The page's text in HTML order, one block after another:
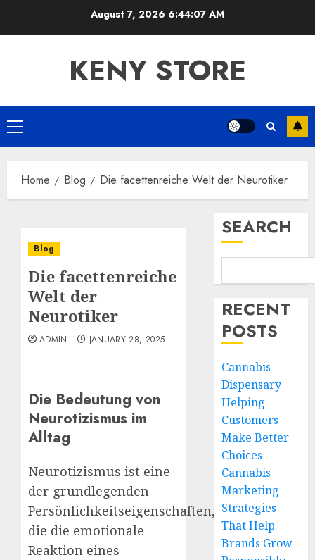
August 7, 2026 6:44:08 AM
KENY STORE
Primary
Menu
Home Blog Die facettenreiche Welt der Neurotiker
Blog
Die facettenreiche
Welt der
Neurotiker
ADMIN JANUARY 28, 2025
Die Bedeutung von
Neurotizismus im
Alltag
Neurotizismus ist eine
der grundlegenden
Persönlichkeitseigenschaften,
die die emotionale
Reaktion eines
SEARCH
RECENT
POSTS
Cannabis
Dispensary
Helping
Customers
Make Better
Choices
Cannabis
Marketing
Strategies
That Help
Brands Grow